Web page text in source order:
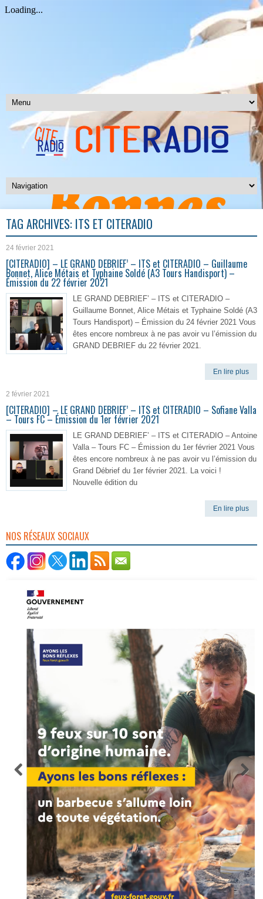
TAG ARCHIVES: ITS ET CITERADIO
24 février 2021
[CITERADIO] – LE GRAND DEBRIEF’ – ITS et CITERADIO – Guillaume
Bonnet, Alice Métais et Typhaine Soldé (A3 Tours Handisport) –
Émission du 22 février 2021
LE GRAND DEBRIEF’ – ITS et CITERADIO –
Guillaume Bonnet, Alice Métais et Typhaine Soldé (A3
Tours Handisport) – Émission du 24 février 2021 Vous
êtes encore nombreux à ne pas avoir vu l’émission du
GRAND DEBRIEF du 22 février 2021.
En lire plus
2 février 2021
[CITERADIO] – LE GRAND DEBRIEF’ – ITS et CITERADIO – Sofiane Valla
– Tours FC – Émission du 1er février 2021
LE GRAND DEBRIEF’ – ITS et CITERADIO – Antoine
Valla – Tours FC – Émission du 1er février 2021 Vous
êtes encore nombreux à ne pas avoir vu l’émission du
Grand Débrief du 1er février 2021. La voici !
Nouvelle édition du
En lire plus
NOS RÉSEAUX SOCIAUX